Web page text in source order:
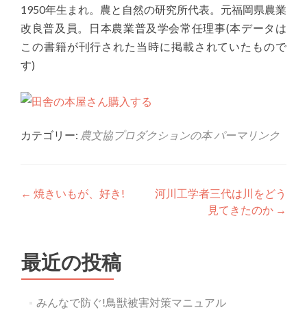
1950年生まれ。農と自然の研究所代表。元福岡県農業
改良普及員。日本農業普及学会常任理事(本データは
この書籍が刊行された当時に掲載されていたもので
す)
カテゴリー: 農文協プロダクションの本 パーマリンク
投
ビ
ゲ
← 焼きいもが、好き!
河川工学者三代は川をどう
見てきたのか →
最近の投稿
みんなで防ぐ!鳥獣被害対策マニュアル